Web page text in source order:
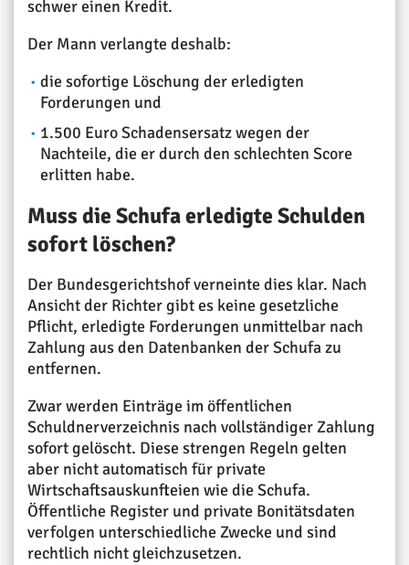
schwer einen Kredit.
Der Mann verlangte deshalb:
die sofortige Löschung der erledigten
Forderungen und
1.500 Euro Schadensersatz wegen der
Nachteile, die er durch den schlechten Score
erlitten habe.
Muss die Schufa erledigte Schulden
sofort löschen?
Der Bundesgerichtshof verneinte dies klar. Nach
Ansicht der Richter gibt es keine gesetzliche
Pflicht, erledigte Forderungen unmittelbar nach
Zahlung aus den Datenbanken der Schufa zu
entfernen.
Zwar werden Einträge im öffentlichen
Schuldnerverzeichnis nach vollständiger Zahlung
sofort gelöscht. Diese strengen Regeln gelten
aber nicht automatisch für private
Wirtschaftsauskunfteien wie die Schufa.
Öffentliche Register und private Bonitätsdaten
verfolgen unterschiedliche Zwecke und sind
rechtlich nicht gleichzusetzen.